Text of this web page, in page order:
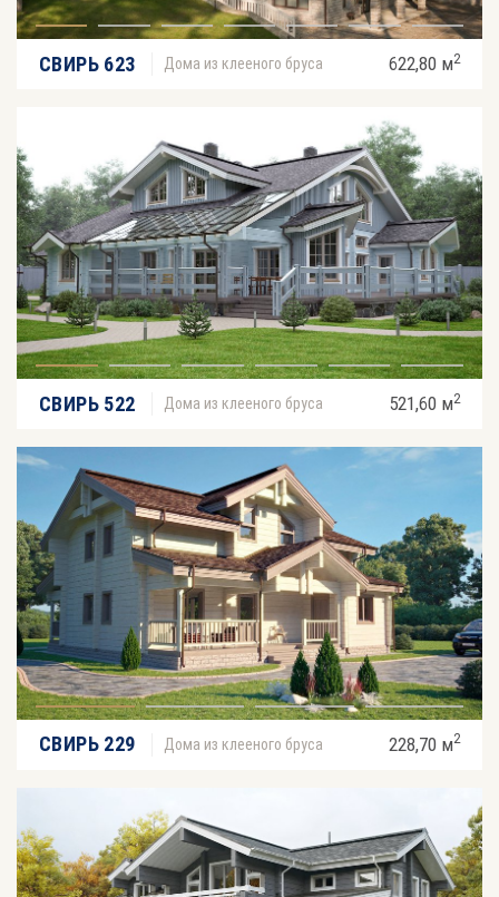
СВИРЬ 623 Дома из клееного бруса 622,80 м2
СВИРЬ 522 Дома из клееного бруса 521,60 м2
СВИРЬ 229 Дома из клееного бруса 228,70 м2